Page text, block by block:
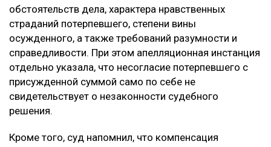
обстоятельств дела, характера нравственных
страданий потерпевшего, степени вины
осужденного, а также требований разумности и
справедливости. При этом апелляционная инстанция
отдельно указала, что несогласие потерпевшего с
присужденной суммой само по себе не
свидетельствует о незаконности судебного
решения.
Кроме того, суд напомнил, что компенсация